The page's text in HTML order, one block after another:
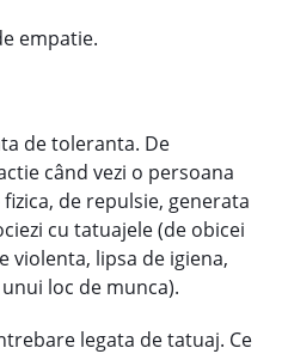
empatie.
de toleranta. De
când vezi o persoana
de repulsie, generata
cu tatuajele (de obicei
violenta, lipsa de igiena,
loc de munca).
legata de tatuaj. Ce